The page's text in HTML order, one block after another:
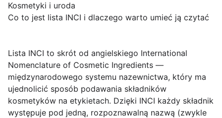
Kosmetyki i uroda
Co to jest lista INCI i dlaczego warto umieć ją czytać
Lista INCI to skrót od angielskiego International
Nomenclature of Cosmetic Ingredients —
międzynarodowego systemu nazewnictwa, który ma
ujednolicić sposób podawania składników
kosmetyków na etykietach. Dzięki INCI każdy składnik
występuje pod jedną, rozpoznawalną nazwą (zwykle